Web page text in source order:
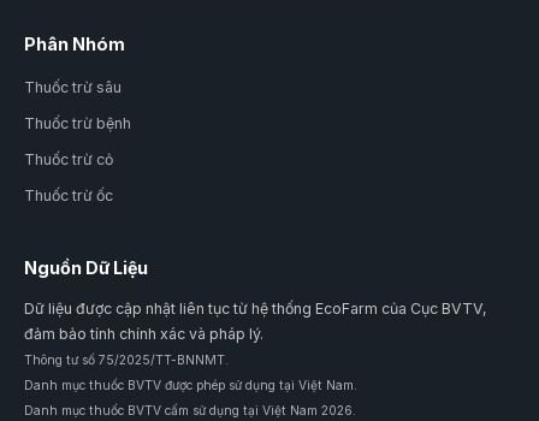
Phân Nhóm
Thuốc trừ sâu
Thuốc trừ bệnh
Thuốc trừ cỏ
Thuốc trừ ốc
Nguồn Dữ Liệu
Dữ liệu được cập nhật liên tục từ hệ thống EcoFarm của Cục BVTV,
đảm bảo tính chính xác và pháp lý.
Thông tư số 75/2025/TT-BNNMT.
Danh mục thuốc BVTV được phép sử dụng tại Việt Nam.
Danh mục thuốc BVTV cấm sử dụng tại Việt Nam 2026.